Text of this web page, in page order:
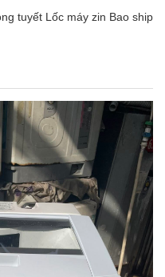
tuyết Lốc máy zin Bao ship